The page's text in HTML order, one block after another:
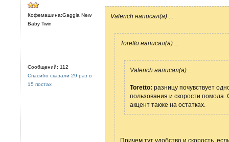
Кофемашина:Gaggia New
Baby Twin
Сообщений: 112
Спасибо сказали 29 раз в
15 постах
Valerich написал(а)
Toretto написал(а)
Valerich написал(а)
Toretto: разницу почувствует
пользования и скорости помола.
акцент также на остатках.
Причем тут удобство и скорость,